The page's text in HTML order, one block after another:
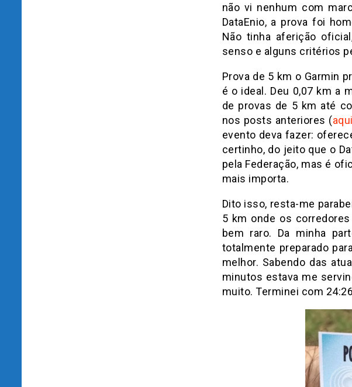
não vi nenhum com
DataEnio, a prova foi
Não tinha aferição
senso e alguns critérios
Prova de 5 km o Garmin
é o ideal. Deu 0,07 km a
de provas de 5 km até
nos posts anteriores (aqui
evento deva fazer:
certinho, do jeito que o
pela Federação, mas é
mais importa.
Dito isso, resta-me
5 km onde os
bem raro. Da minha
totalmente preparado
melhor. Sabendo das
minutos estava me
muito. Terminei com